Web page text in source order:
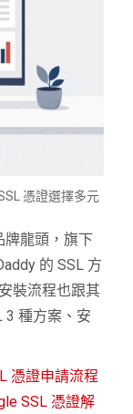
憑證選擇多元
牌龍頭，旗下
的 SSL 方
裝流程也跟其
3 種方案、安
憑證申請流程
SSL 憑證解